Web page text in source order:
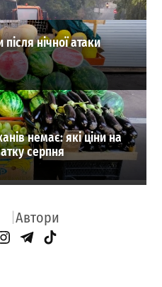
нічної атаки
немає: які ціни на
серпня
Автори
Page
Instagram
Telegram
TikTok